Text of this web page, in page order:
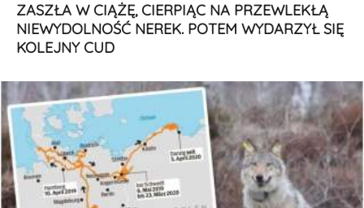
ZASZŁA W CIĄŻĘ, CIERPIĄC NA PRZEWLEKŁĄ
NIEWYDOLNOŚĆ NEREK. POTEM WYDARZYŁ SIĘ
KOLEJNY CUD